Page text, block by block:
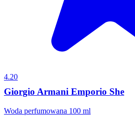
4.20
Giorgio Armani Emporio She
Woda perfumowana 100 ml